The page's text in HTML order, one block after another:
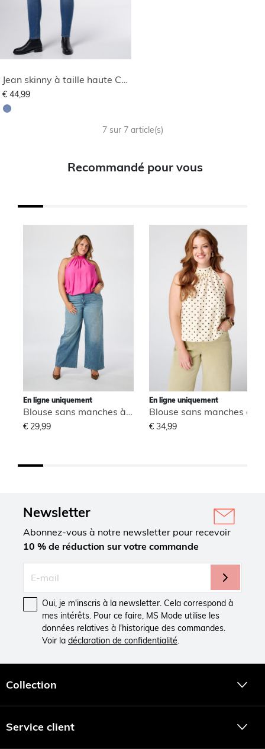
€ 44,99
7 sur 7 article(s)
Recommandé pour vous
En ligne uniquement
€ 29,99
En ligne uniquement
€ 34,99
Newsletter
Abonnez-vous à notre newsletter pour recevoir
10 % de réduction sur votre commande
Oui, je m'inscris à la newsletter. Cela correspond à
mes intérêts. Pour ce faire, MS Mode utilise les
données relatives à l'historique des commandes.
Voir la déclaration de confidentialité
Collection
Service client